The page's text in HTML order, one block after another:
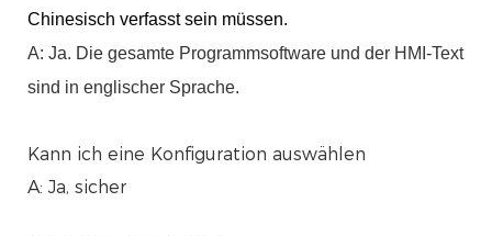
Chinesisch verfasst sein müssen.
A: Ja. Die gesamte Programmsoftware und der HMI-Text
sind in englischer Sprache.
Kann ich eine Konfiguration auswählen
A: Ja, sicher